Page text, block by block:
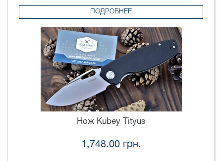
ПОДРОБНЕЕ
Нож Kubey Tityus
1,748.00 грн.